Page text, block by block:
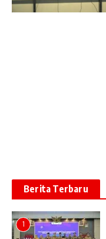
Berita Terbaru
1